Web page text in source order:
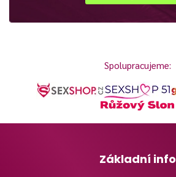
Spolupracujeme:
Základní info